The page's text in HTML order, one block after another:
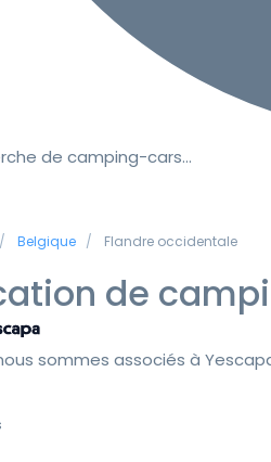
de camping-cars…
Belgique Flandre occidentale
de
sommes associés à